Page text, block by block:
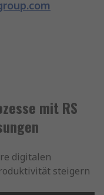
mit RS
digitalen
steigern